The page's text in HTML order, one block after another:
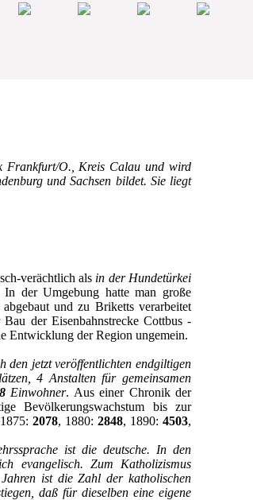
Frankfurt/O., Kreis Calau und wird
und Sachsen bildet. Sie liegt
verächtlich als in der Hundetürkei
der Umgebung hatte man große
und zu Briketts verarbeitet
der Eisenbahnstrecke Cottbus -
Entwicklung der Region ungemein.
den jetzt veröffentlichten endgiltigen
4 Anstalten für gemeinsamen
Einwohner. Aus einer Chronik der
Bevölkerungswachstum bis zur
2078, 1880: 2848, 1890:4503,
ist die deutsche. In den
evangelisch. Zum Katholizismus
ist die Zahl der katholischen
daß für dieselben eine eigene